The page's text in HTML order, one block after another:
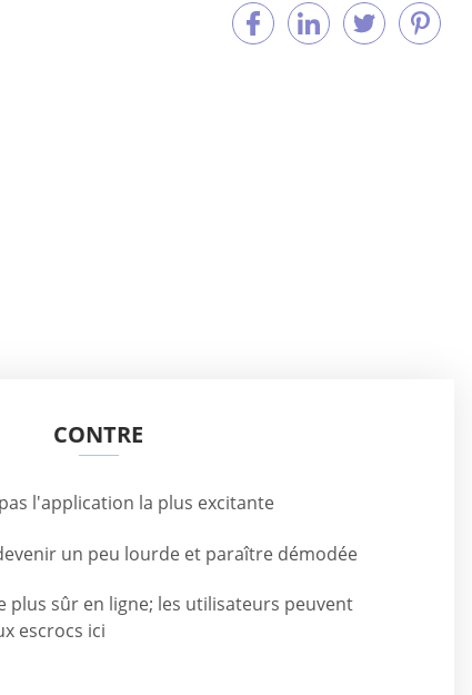
CONTRE
l'application la plus excitante
un peu lourde et paraître démodée
plus sûr en ligne; les utilisateurs peuvent
escrocs ici